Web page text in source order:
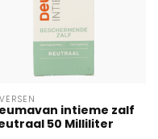
intieme zalf
50 Milliliter